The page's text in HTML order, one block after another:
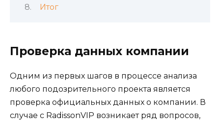
Итог
Проверка данных компании
Одним из первых шагов в процессе анализа
любого подозрительного проекта является
проверка официальных данных о компании. В
случае с RadissonVIP возникает ряд вопросов,